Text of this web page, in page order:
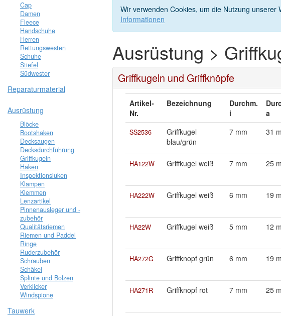
Cap
Damen
Fleece
Handschuhe
Herren
Rettungswesten
Schuhe
Stiefel
Südwester
Reparaturmaterial
Ausrüstung
Blöcke
Bootshaken
Decksaugen
Decksdurchführung
Griffkugeln
Haken
Inspektionsluken
Klampen
Klemmen
Lenzartikel
Pinnenausleger und -
zubehör
Qualitätsriemen
Riemen und Paddel
Ringe
Ruderzubehör
Schrauben
Schäkel
Splinte und Bolzen
Verklicker
Windspione
Tauwerk
Wir verwenden Cookies, um die Nutzung
Informationen
Ausrüstung >
Griffkugeln und Griffknöpfe
Artikel-
Nr.
Bezeichnung
Durchm.
i
a
SS2536
Griffkugel
blau/grün
7 mm 31
HA122W Griffkugel weiß 7 mm 25
HA222W Griffkugel weiß 6 mm 19
HA22W Griffkugel weiß 5 mm 12
HA272G Griffknopf grün 6 mm 19
HA271R Griffknopf rot 7 mm 25